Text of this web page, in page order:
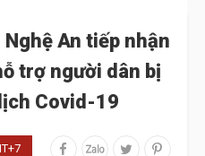
An tiếp nhận
trợ người dân bị
Covid-19